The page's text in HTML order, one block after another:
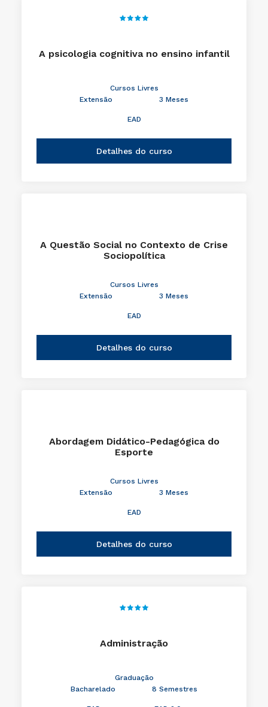
A psicologia cognitiva no ensino infantil
Cursos Livres
Extensão
3 Meses
EAD
Detalhes do curso
A Questão Social no Contexto de Crise
Sociopolítica
Cursos Livres
Extensão
3 Meses
EAD
Detalhes do curso
Abordagem Didático-Pedagógica do
Esporte
Cursos Livres
Extensão
3 Meses
EAD
Detalhes do curso
Administração
Graduação
Bacharelado
8 Semestres